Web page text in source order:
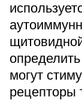
Пятница
08:00–15:45
перерыв
+7
могут
рецепторы